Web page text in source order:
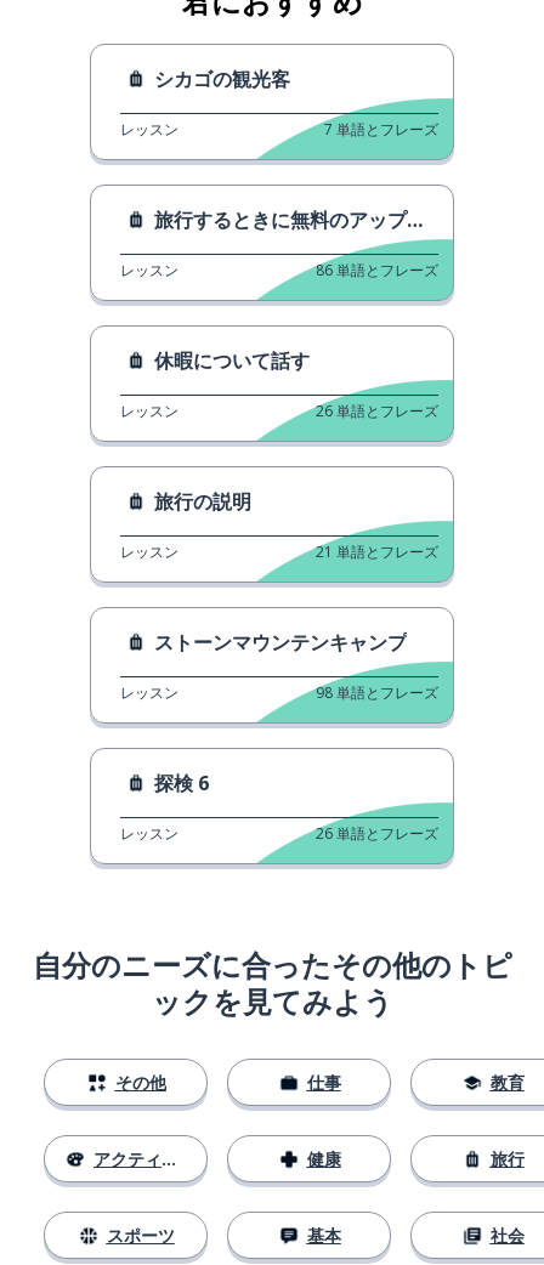
シカゴの観光客
レッスン 7 単語とフレーズ
旅行するときに無料のアップグレードを手に入れましょう。
レッスン 86単語とフレーズ
休暇について話す
レッスン 26単語とフレーズ
旅行の説明
レッスン 21 単語とフレーズ
ストーンマウンテンキャンプ
レッスン 98単語とフレーズ
探検 6
レッスン 26単語とフレーズ
自分のニーズに合ったその他のトピ
ックを見てみよう
その他
アクティビティ
スポーツ
仕事
健康
基本
教育
旅行
社会